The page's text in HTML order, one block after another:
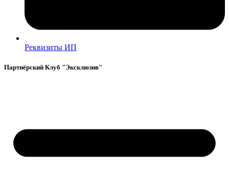
Реквизиты ИП
Партнёрский Клуб "Эксклюзив"